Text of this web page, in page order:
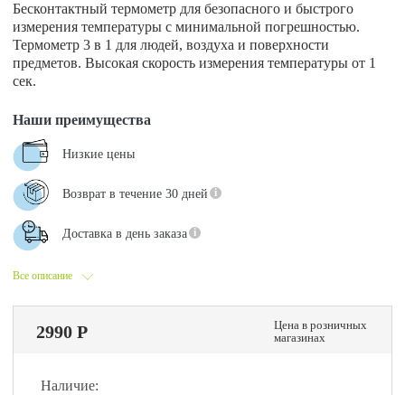
Бесконтактный термометр для безопасного и быстрого
измерения температуры с минимальной погрешностью.
Термометр 3 в 1 для людей, воздуха и поверхности
предметов. Высокая скорость измерения температуры от 1
сек.
Все описание
Наши преимущества
Низкие цены
Возврат в течение 30 дней
Доставка в день заказа
2990 Р
Цена в розничных
магазинах
Наличие: